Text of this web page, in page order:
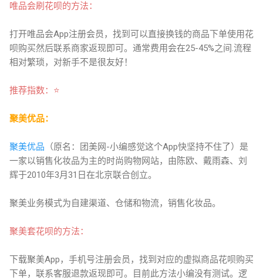
唯品会刷花呗的方法：
打开唯品会App注册会员，找到可以直接换钱的商品下单使用花
呗购买然后联系商家返现即可。通常费用会在25-45%之间.流程
相对繁琐，对新手不是很友好！
推荐指数：⭐
聚美优品：
聚美优品 （原名：团美网-小编感觉这个App快坚持不住了）是
一家以销售化妆品为主的时尚购物网站，由陈欧、戴雨森、刘
辉于2010年3月31日在北京联合创立。
聚美业务模式为自建渠道、仓储和物流，销售化妆品。
聚美套花呗的方法：
下载聚美App，手机号注册会员，找到对应的虚拟商品花呗购买
下单，联系客服退款返现即可。目前此方法小编没有测试。逻